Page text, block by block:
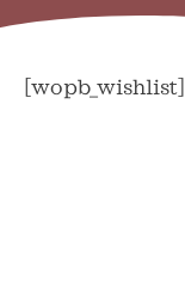
[wopb_wishlist]